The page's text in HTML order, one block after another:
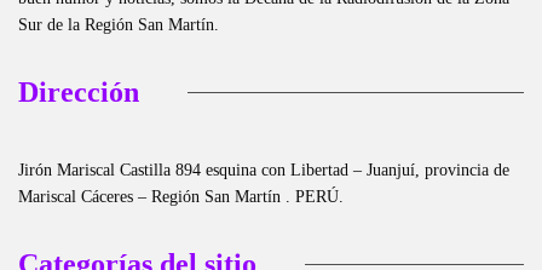
Sur de la Región San Martín.
Dirección
Jirón Mariscal Castilla 894 esquina con Libertad – Juanjuí, provincia de
Mariscal Cáceres – Región San Martín . PERÚ.